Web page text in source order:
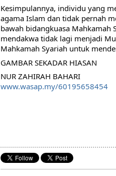
Kesimpulannya, individu yang
agama Islam dan tidak pernah
bawah bidangkuasa Mahkamah
mendakwa tidak lagi menjadi
Mahkamah Syariah untuk
GAMBAR SEKADAR HIASAN
NUR ZAHIRAH BAHARI
www.wasap.my/60195658454